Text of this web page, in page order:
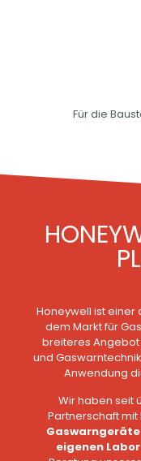
Für die
Honeywell ist
dem Markt für
breiteres
und
Anwendung
Wir haben seit
Partnerschaft mit
Gaswarngeräte
eigenen Labor